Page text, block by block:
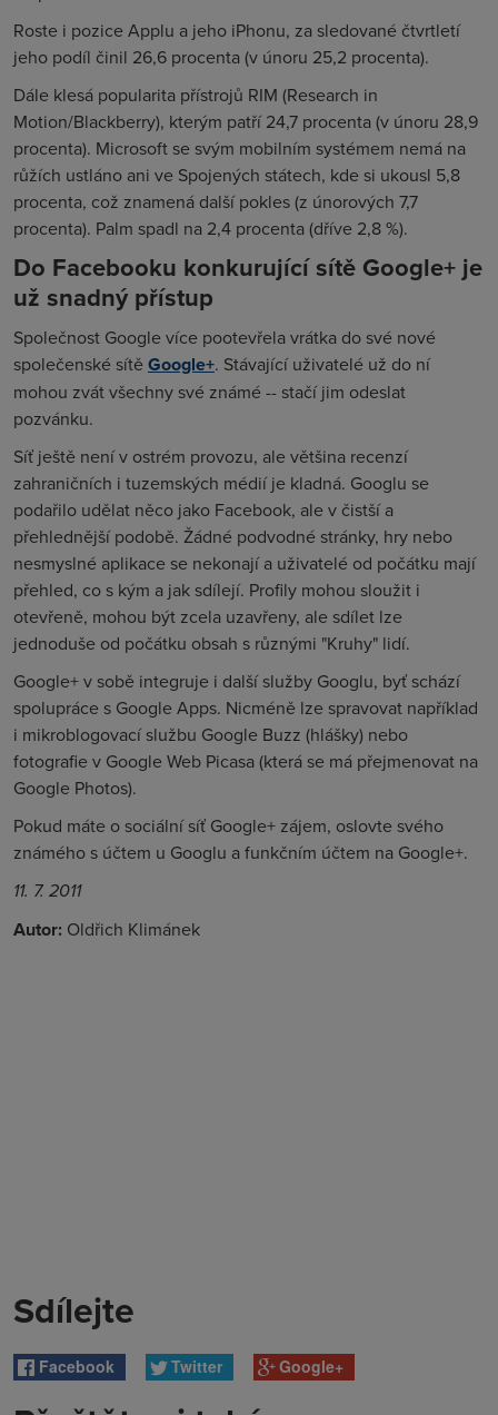
Roste i pozice Applu a jeho iPhonu, za sledované čtvrtletí
jeho podíl činil 26,6 procenta (v únoru 25,2 procenta).
Dále klesá popularita přístrojů RIM (Research in
Motion/Blackberry), kterým patří 24,7 procenta (v únoru 28,9
procenta). Microsoft se svým mobilním systémem nemá na
růžích ustláno ani ve Spojených státech, kde si ukousl 5,8
procenta, což znamená další pokles (z únorových 7,7
procenta). Palm spadl na 2,4 procenta (dříve 2,8 %).
Do Facebooku konkurující sítě Google+ je
už snadný přístup
Společnost Google více pootevřela vrátka do své nové
společenské sítě Google+. Stávající uživatelé už do ní
mohou zvát všechny své známé -- stačí jim odeslat
pozvánku.
Síť ještě není v ostrém provozu, ale většina recenzí
zahraničních i tuzemských médií je kladná. Googlu se
podařilo udělat něco jako Facebook, ale v čistší a
přehlednější podobě. Žádné podvodné stránky, hry nebo
nesmyslné aplikace se nekonají a uživatelé od počátku mají
přehled, co s kým a jak sdílejí. Profily mohou sloužit i
otevřeně, mohou být zcela uzavřeny, ale sdílet lze
jednoduše od počátku obsah s různými "Kruhy" lidí.
Google+ v sobě integruje i další služby Googlu, byť schází
spolupráce s Google Apps. Nicméně lze spravovat například
i mikroblogovací službu Google Buzz (hlášky) nebo
fotografie v Google Web Picasa (která se má přejmenovat na
Google Photos).
Pokud máte o sociální síť Google+ zájem, oslovte svého
známého s účtem u Googlu a funkčním účtem na Google+.
11. 7. 2011
Autor: Oldřich Klimánek
Sdílejte
Facebook Twitter Google+